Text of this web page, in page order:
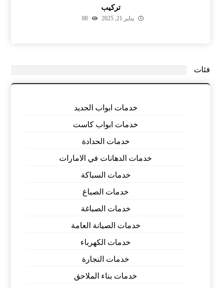
تركيب
يناير 21, 2025 88
فئات
خدمات ابواب الحديد
خدمات ابواب كاست
خدمات الحدادة
خدمات الدهانات في الامارات
خدمات السباكة
خدمات الصباغ
خدمات الصباغة
خدمات الصيانة العامة
خدمات الكهرباء
خدمات النجارة
خدمات بناء الملاحق